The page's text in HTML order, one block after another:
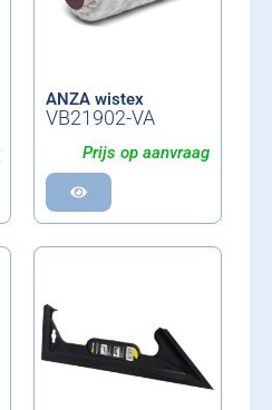
ANZA wistex
VB21902-VA
Prijs op aanvraag